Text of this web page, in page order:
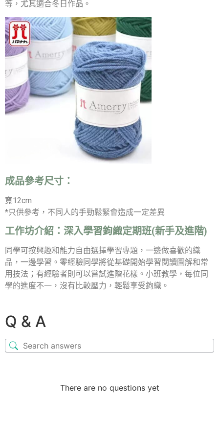
等，尤其適合冬日作品。
成品參考尺寸：
寬12cm
*只供參考，不同人的手勁鬆緊會造成一定差異
工作坊介紹： 深入學習鉤織定期班(新手及進階)
同學可按興趣和能力自由選擇學習專題，一邊做喜歡的織
品，一邊學習。零經驗同學將從基礎開始學習閱讀圖解和常
用技法；有經驗者則可以嘗試進階花樣。小班教學，每位同
學的進度不一，沒有比較壓力，輕鬆享受鉤織。
Q & A
There are no questions yet